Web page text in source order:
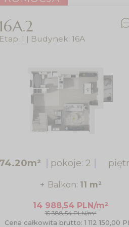
16A.2
Etap: I | Budynek: 16A
74.20m² pokoje: 2
Balkon: 11 m²
14 988,54 PLN/m²
15 388,54 PLN/m²
Cena całkowita brutto: 1 112 150,00